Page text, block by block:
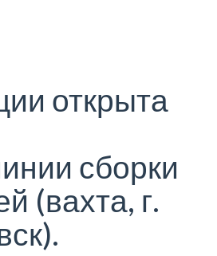
открыта
сборки
(вахта, г.